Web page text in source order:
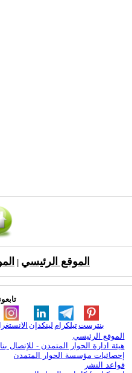
الموقع الرئيسي
لينكدإن تيلكرامبنترست
الموقع الرئيسي
هيئة ادارة الحوار المتمدن - للإتصال بنا
إحصائيات مؤسسة الحوار المتمدن
قواعد النشر